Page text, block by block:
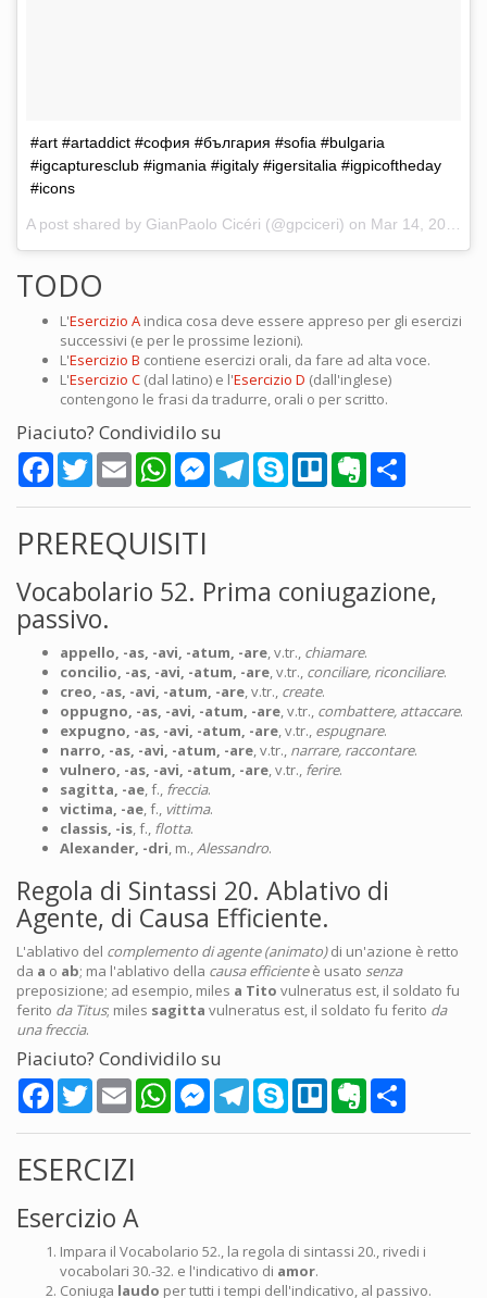
#art #artaddict #софия #българия #sofia #bulgaria
#igcapturesclub #igmania #igitaly #igersitalia #igpicoftheday
#icons
A post shared by GianPaolo Cicéri (@gpciceri) on Mar 14, 2017 at 12:50am PDT
TODO
L'Esercizio A indica cosa deve essere appreso per gli esercizi
successivi (e per le prossime lezioni).
L'Esercizio B contiene esercizi orali, da fare ad alta voce.
L'Esercizio C (dal latino) e l'Esercizio D (dall'inglese)
contengono le frasi da tradurre, orali o per scritto.
Piaciuto? Condividilo su
FacebookTwitterEmail WhatsAppMessengerTelegramSkype Trello Evernote
PREREQUISITI
Vocabolario 52. Prima coniugazione,
passivo.
appello, -as, -avi, -atum, -are, v.tr., chiamare.
concilio, -as, -avi, -atum, -are, v.tr., conciliare, riconciliare.
creo, -as, -avi, -atum, -are, v.tr., create.
oppugno, -as, -avi, -atum, -are, v.tr., combattere, attaccare.
expugno, -as, -avi, -atum, -are, v.tr., espugnare.
narro, -as, -avi, -atum, -are, v.tr., narrare, raccontare.
vulnero, -as, -avi, -atum, -are, v.tr., ferire.
sagitta, -ae, f., freccia.
victima, -ae, f., vittima.
classis, -is, f., flotta.
Alexander, -dri, m.,Alessandro.
Regola di Sintassi 20. Ablativo di
Agente, di Causa Efficiente.
L'ablativo del complemento di agente (animato)di un'azione è retto
da a o ab; ma l'ablativo della causa efficienteè usato senza
preposizione; ad esempio, miles a Tito vulneratus est, il soldato fu
ferito da Titus; miles sagitta vulneratus est, il soldato fu ferito da
una freccia.
Piaciuto? Condividilo su
FacebookTwitterEmail WhatsAppMessengerTelegramSkype Trello Evernote
ESERCIZI
Esercizio A
Impara il Vocabolario 52., la regola di sintassi 20., rivedi i
vocabolari 30.-32. e l'indicativo di amor.
Coniuga laudo per tutti i tempi dell'indicativo, al passivo.